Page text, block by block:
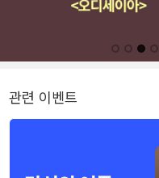
관련 이벤트